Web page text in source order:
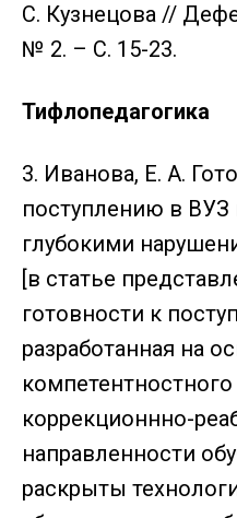
С. Кузнецова //
№ 2. – С. 15-23.
Тифлопедагогика
3. Иванова, Е. А.
поступлению в ВУЗ
глубокими
[в статье
готовности к
разработанная на
коррекционнно-
направленности
раскрыты